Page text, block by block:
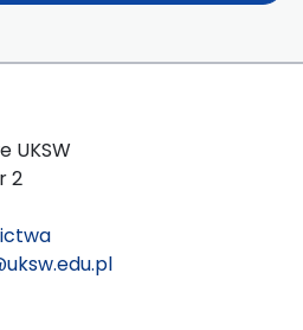
UKSW
2